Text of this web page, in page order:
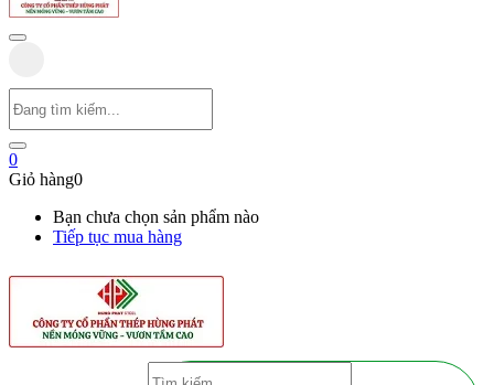
0
Giỏ hàng0
Bạn chưa chọn sản phẩm nào
Tiếp tục mua hàng